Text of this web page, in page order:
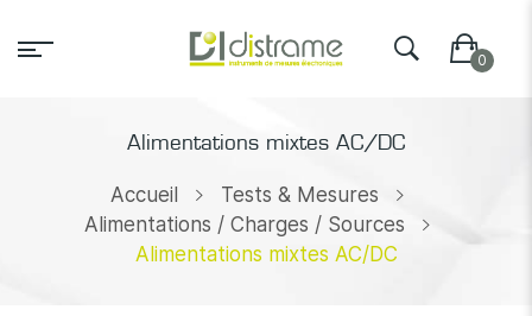
Alimentations mixtes AC/DC
Accueil
Tests & Mesures
Alimentations / Charges / Sources
Alimentations mixtes AC/DC